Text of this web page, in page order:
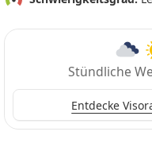
Stündliche
Entdecke